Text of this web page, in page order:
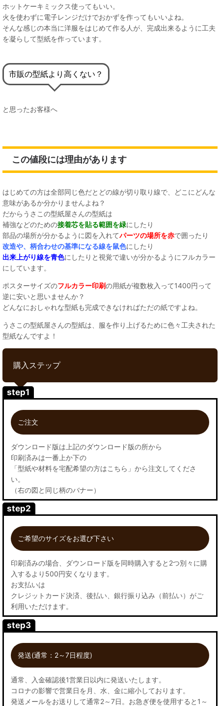
ホットケーキミックス使ってもいい。
火を使わずに電子レンジだけでおかずを作ってもいいよね。
そんな感じの本当に洋服をはじめて作る人が、完成出来るように工夫
を凝らして型紙を作っています。
市販の型紙より高くない？
と思ったお客様へ
この値段には理由があります
はじめての方は全部同じ色だとどの線が切り取り線で、どこにどんな
意味があるか分かりませんよね？
だからうさこの型紙屋さんの型紙は
補強などのための接着芯を貼る範囲を緑にしたり
部品の場所が分かるように図を入れてパーツの場所を赤で囲ったり
改造や、柄合わせの基準になる線を鼠色にしたり
出来上がり線を青色にしたりと視覚で違いが分かるようにフルカラー
にしています。
ポスターサイズのフルカラー印刷の用紙が複数枚入って1400円って
逆に安いと思いませんか？
どんなにおしゃれな型紙も完成できなければただの紙ですよね。
うさこの型紙屋さんの型紙は、服を作り上げるために色々工夫された
型紙なんですよ！
購入ステップ
step1
ご注文
ダウンロード版は上記のダウンロード版の所から
印刷済みは一番上か下の
「型紙や材料を宅配希望の方はこちら」から注文してくださ
い。
（右の図と同じ柄のバナー）
step2
ご希望のサイズをお選び下さい
印刷済みの場合、ダウンロード版を同時購入すると2つ別々に購
入するより500円安くなります。
お支払いは
クレジットカード決済、後払い、銀行振り込み（前払い）がご
利用いただけます。
step3
発送(通常：2～7日程度)
通常、入金確認後1営業日以内に発送いたします。
コロナの影響で営業日を月、水、金に縮小しております。
発送メールをお送りして通常2～7日。お急ぎ便を使用すると1～